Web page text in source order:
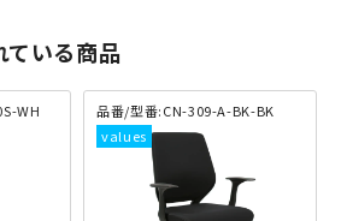
ている商品
WH 品番/型番:CN-309-A-BK-BK